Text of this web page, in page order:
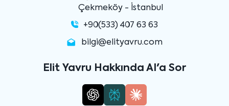
Çekmeköy - İstanbul
+90(533) 407 63 63
bilgi@elityavru.com
Elit Yavru Hakkında AI'a Sor